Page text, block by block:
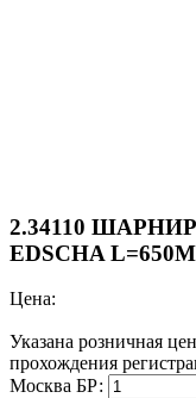
2.34110
EDSCHA
Цена:
Указана розничная
прохождения
Москва БР: